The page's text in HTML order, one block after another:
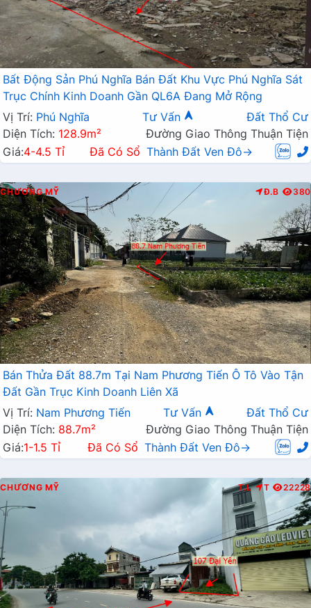
Bất Động Sản Phú Nghĩa Bán Đất Khu Vực Phú Nghĩa Sát
Trục Chính Kinh Doanh Gần QL6A Đang Mở Rộng
Vị Trí: Phú Nghĩa Tư Vấn
Đất Thổ Cư
Diện Tích: 128.9m²
Đường Giao Thông Thuận Tiện
Giá:4-4.5 Tỉ Đã Có Sổ Thành Đất Ven Đô→
CHƯƠNG MỸ Đ.B 380
Bán Thửa Đất 88.7m Tại Nam Phương Tiến Ô Tô Vào Tận
Đất Gần Trục Kinh Doanh Liên Xã
Vị Trí: Nam Phương Tiến Tư Vấn
Đất Thổ Cư
Diện Tích: 88.7m²
Đường Giao Thông Thuận Tiện
Giá:1-1.5 Tỉ Đã Có Sổ Thành Đất Ven Đô→
CHƯƠNG MỸ T.L T 22228